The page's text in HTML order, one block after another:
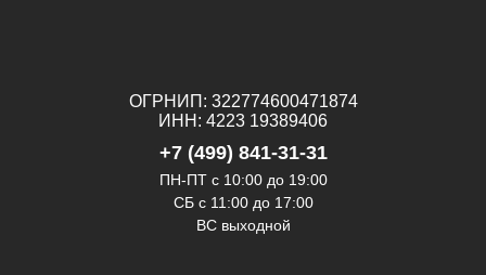
ОГРНИП: 322774600471874
ИНН: 4223 19389406
+7 (499) 841-31-31
ПН-ПТ с 10:00 до 19:00
СБ c 11:00 до 17:00
ВС выходной